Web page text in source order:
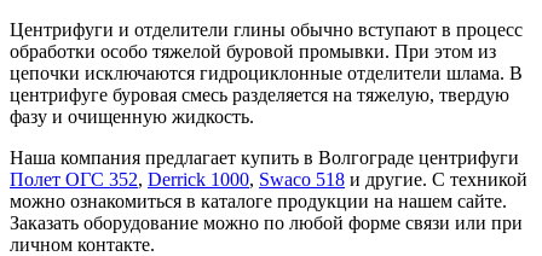
Центрифуги и отделители глины обычно вступают в процесс
обработки особо тяжелой буровой промывки. При этом из
цепочки исключаются гидроциклонные отделители шлама. В
центрифуге буровая смесь разделяется на тяжелую, твердую
фазу и очищенную жидкость.
Наша компания предлагает купить в Волгограде центрифуги
Полет ОГС 352, Derrick 1000, Swaco 518 и другие. С техникой
можно ознакомиться в каталоге продукции на нашем сайте.
Заказать оборудование можно по любой форме связи или при
личном контакте.